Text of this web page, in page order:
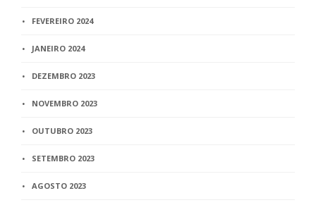
FEVEREIRO 2024
JANEIRO 2024
DEZEMBRO 2023
NOVEMBRO 2023
OUTUBRO 2023
SETEMBRO 2023
AGOSTO 2023